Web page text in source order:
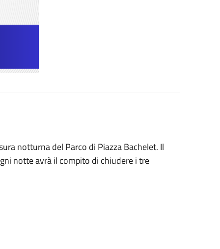
notturna del Parco di Piazza Bachelet. Il
notte avrà il compito di chiudere i tre